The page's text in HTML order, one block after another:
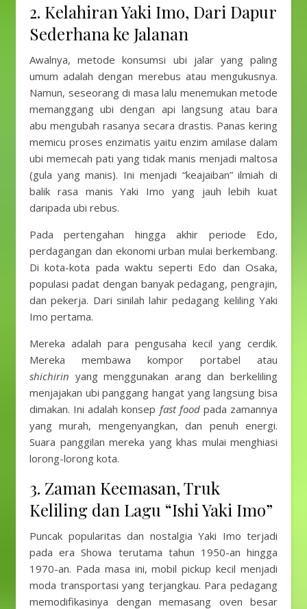
2. Kelahiran Yaki Imo, Dari Dapur
Sederhana ke Jalanan
Awalnya, metode konsumsi ubi jalar yang paling
umum adalah dengan merebus atau mengukusnya.
Namun, seseorang di masa lalu menemukan metode
memanggang ubi dengan api langsung atau bara
abu mengubah rasanya secara drastis. Panas kering
memicu proses enzimatis yaitu enzim amilase dalam
ubi memecah pati yang tidak manis menjadi maltosa
(gula yang manis). Ini menjadi “keajaiban” ilmiah di
balik rasa manis Yaki Imo yang jauh lebih kuat
daripada ubi rebus.
Pada pertengahan hingga akhir periode Edo,
perdagangan dan ekonomi urban mulai berkembang.
Di kota-kota pada waktu seperti Edo dan Osaka,
populasi padat dengan banyak pedagang, pengrajin,
dan pekerja. Dari sinilah lahir pedagang keliling Yaki
Imo pertama.
Mereka adalah para pengusaha kecil yang cerdik.
Mereka membawa kompor portabel atau
shichirin yang menggunakan arang dan berkeliling
menjajakan ubi panggang hangat yang langsung bisa
dimakan. Ini adalah konsep fast foodpada zamannya
yang murah, mengenyangkan, dan penuh energi.
Suara panggilan mereka yang khas mulai menghiasi
lorong-lorong kota.
3. Zaman Keemasan, Truk
Keliling dan Lagu “Ishi Yaki Imo”
Puncak popularitas dan nostalgia Yaki Imo terjadi
pada era Showa terutama tahun 1950-an hingga
1970-an. Pada masa ini, mobil pickup kecil menjadi
moda transportasi yang terjangkau. Para pedagang
memodifikasinya dengan memasang oven besar